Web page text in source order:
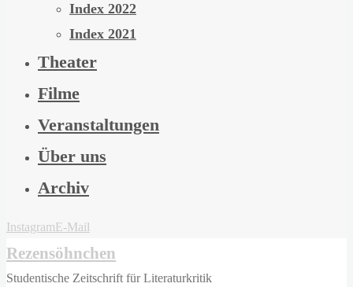
Index 2022
Index 2021
Theater
Filme
Veranstaltungen
Über uns
Archiv
InstagramE-Mail
Rezensöhnchen
Studentische Zeitschrift für Literaturkritik